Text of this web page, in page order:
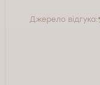
Джерело відгука: